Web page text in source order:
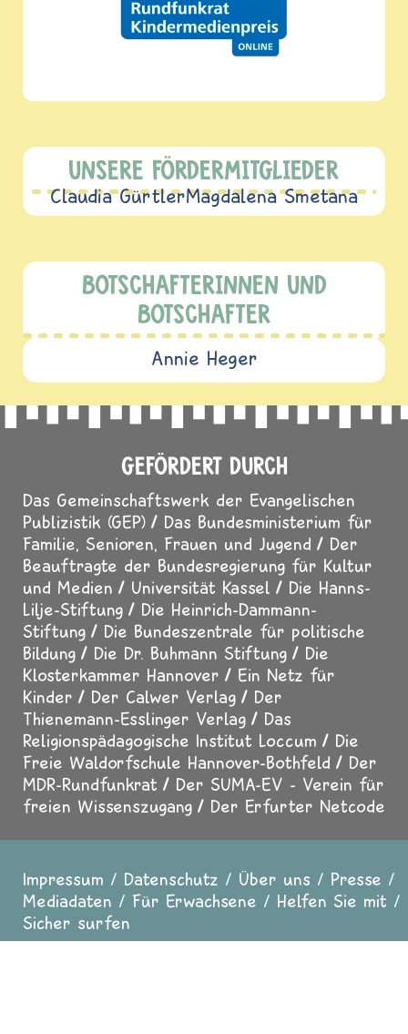
UNSERE FÖRDERMITGLIEDER
Claudia GürtlerMagdalena Smetana
BOTSCHAFTERINNEN UND
BOTSCHAFTER
Annie Heger
GEFÖRDERT DURCH
Das Gemeinschaftswerk der Evangelischen
Publizistik (GEP)
Das Bundesministerium für
Familie, Senioren, Frauen und Jugend
Der
Beauftragte der Bundesregierung für Kultur
und Medien
Universität Kassel
Die Hanns-
Lilje-Stiftung
Die Heinrich-Dammann-
Stiftung
Die Bundeszentrale für politische
Bildung
Die Dr. Buhmann Stiftung
Die
Klosterkammer Hannover
Ein Netz für
Kinder
Der Calwer Verlag
Der
Thienemann-Esslinger Verlag
Das
Religionspädagogische Institut Loccum
Die
Freie Waldorfschule Hannover-Bothfeld
Der
MDR-Rundfunkrat
Der SUMA-EV - Verein für
freien Wissenszugang
Der Erfurter Netcode
Fußzeile
Impressum Datenschutz Über uns
Presse
Mediadaten
Für Erwachsene
Helfen Sie mit
Sicher surfen